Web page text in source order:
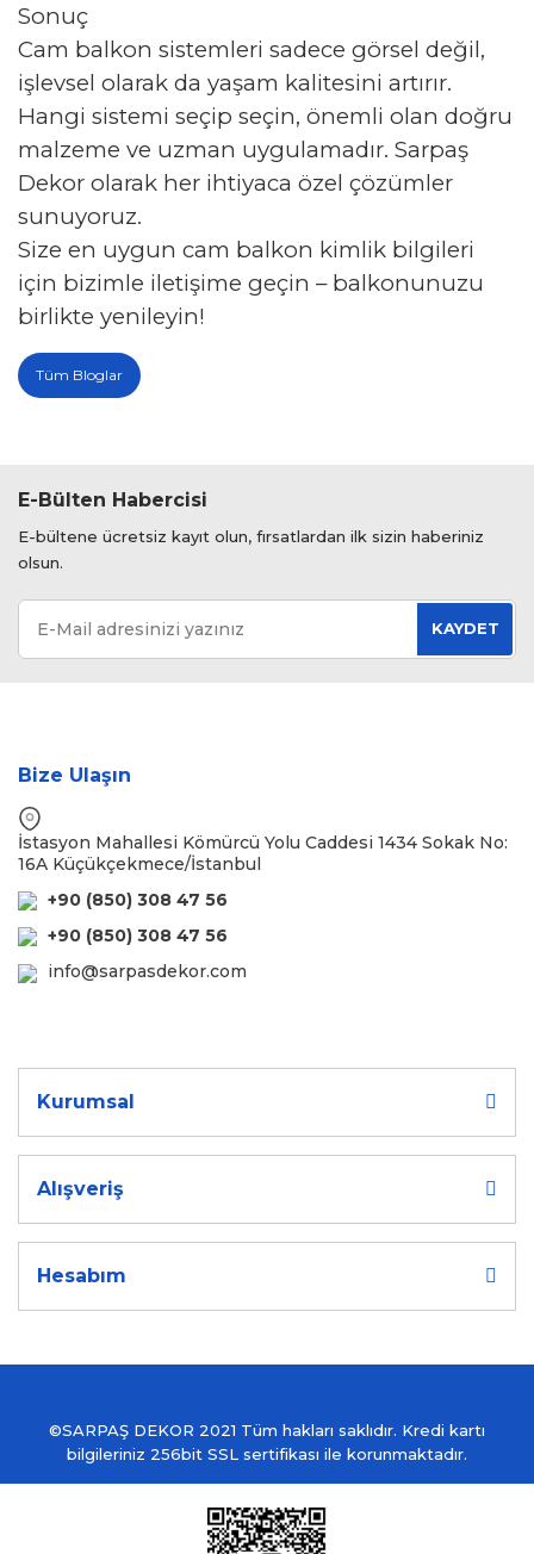
Sonuç
Cam balkon sistemleri sadece görsel değil,
işlevsel olarak da yaşam kalitesini artırır.
Hangi sistemi seçip seçin, önemli olan doğru
malzeme ve uzman uygulamadır. Sarpaş
Dekor olarak her ihtiyaca özel çözümler
sunuyoruz.
Size en uygun cam balkon kimlik bilgileri
için bizimle iletişime geçin – balkonunuzu
birlikte yenileyin!
Tüm Bloglar
E-Bülten Habercisi
E-bültene ücretsiz kayıt olun, fırsatlardan ilk sizin haberiniz
olsun.
KAYDET
Bize Ulaşın
İstasyon Mahallesi Kömürcü Yolu Caddesi 1434 Sokak No:
16A Küçükçekmece/İstanbul
+90 (850) 308 47 56
+90 (850) 308 47 56
info@sarpasdekor.com
Kurumsal
Alışveriş
Hesabım
©SARPAŞ DEKOR 2021 Tüm hakları saklıdır. Kredi kartı
bilgileriniz 256bit SSL sertifikası ile korunmaktadır.